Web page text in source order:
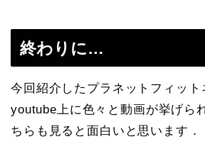
終わりに…
今回紹介したプラネットフィット
youtube上に色々と動画が挙げら
ちらも見ると面白いと思います．